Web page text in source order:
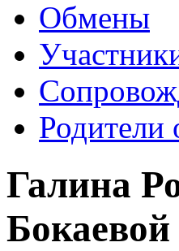
Обмены
Родители
Галина
Бокаевой